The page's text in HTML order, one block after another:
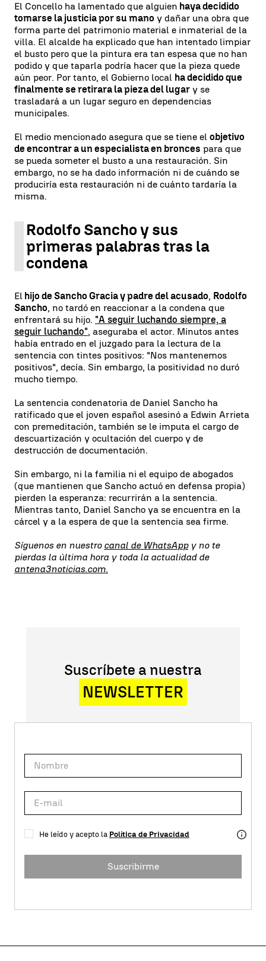
El Concello ha lamentado que alguien haya decidido
tomarse la justicia por su mano y dañar una obra que
forma parte del patrimonio material e inmaterial de la
villa. El alcalde ha explicado que han intentado limpiar
el busto pero que la pintura era tan espesa que no han
podido y que taparla podría hacer que la pieza quede
aún peor. Por tanto, el Gobierno local ha decidido que
finalmente se retirara la pieza del lugar y se
trasladará a un lugar seguro en dependencias
municipales.
El medio mencionado asegura que se tiene el objetivo
de encontrar a un especialista en bronces para que
se pueda someter el busto a una restauración. Sin
embargo, no se ha dado información ni de cuándo se
produciría esta restauración ni de cuánto tardaría la
misma.
Rodolfo Sancho y sus
primeras palabras tras la
condena
El hijo de Sancho Gracia y padre del acusado, Rodolfo
Sancho, no tardó en reaccionar a la condena que
enfrentará su hijo. "A seguir luchando siempre, a
seguir luchando", aseguraba el actor. Minutos antes
había entrado en el juzgado para la lectura de la
sentencia con tintes positivos: "Nos mantenemos
positivos", decía. Sin embargo, la positividad no duró
mucho tiempo.
La sentencia condenatoria de Daniel Sancho ha
ratificado que el joven español asesinó a Edwin Arrieta
con premeditación, también se le imputa el cargo de
descuartización y ocultación del cuerpo y de
destrucción de documentación.
Sin embargo, ni la familia ni el equipo de abogados
(que mantienen que Sancho actuó en defensa propia)
pierden la esperanza: recurrirán a la sentencia.
Mientras tanto, Daniel Sancho ya se encuentra en la
cárcel y a la espera de que la sentencia sea firme.
Síguenos en nuestro canal de WhatsAppy no te
pierdas la última hora y toda la actualidad de
antena3noticias.com.
Suscríbete a nuestra
NEWSLETTER
He leído y acepto la Política de Privacidad
Suscribirme